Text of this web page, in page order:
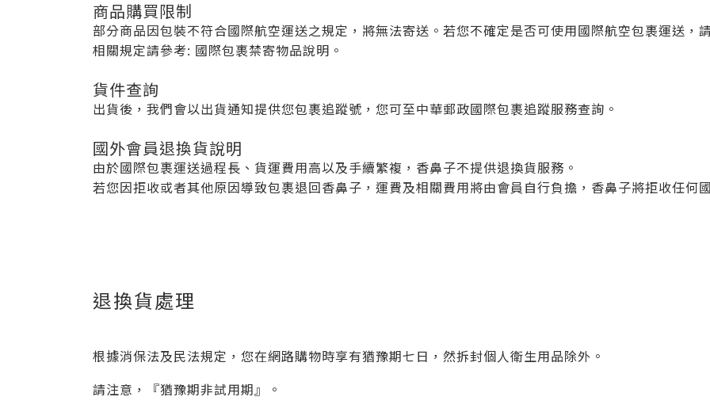
商品購買限制
部分商品因包裝不符合國際航空運送之規定，將無法寄送。若您不確定是否可使用國際航空包裹運送，
相關規定請參考: 國際包裹禁寄物品說明。
貨件查詢
出貨後，我們會以出貨通知提供您包裹追蹤號，您可至中華郵政國際包裹追蹤服務查詢。
國外會員退換貨說明
由於國際包裹運送過程長、貨運費用高以及手續繁複，香鼻子不提供退換貨服務。
若您因拒收或者其他原因導致包裹退回香鼻子，運費及相關費用將由會員自行負擔，香鼻子將拒收任何
退換貨處理
根據消保法及民法規定，您在網路購物時享有猶豫期七日，然拆封個人衛生用品除外。
請注意，『猶豫期非試用期』。